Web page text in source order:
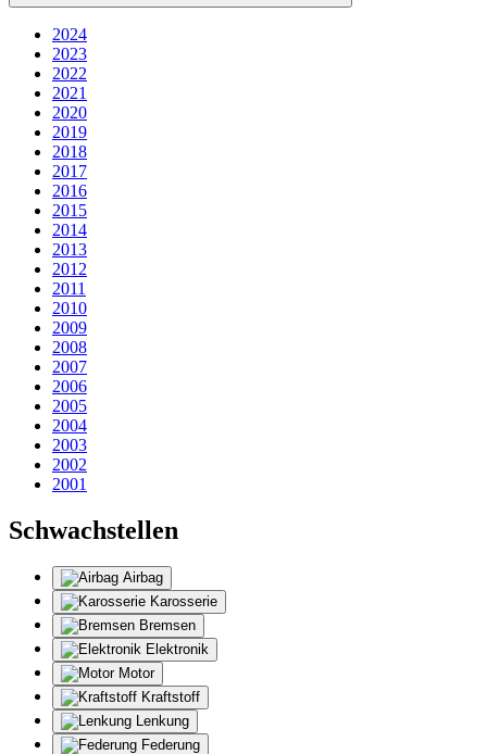
2024
2023
2022
2021
2020
2019
2018
2017
2016
2015
2014
2013
2012
2011
2010
2009
2008
2007
2006
2005
2004
2003
2002
2001
Schwachstellen
Airbag
Karosserie
Bremsen
Elektronik
Motor
Kraftstoff
Lenkung
Federung